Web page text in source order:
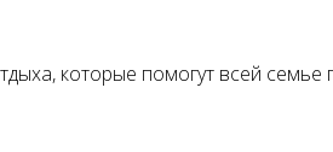
которые помогут всей